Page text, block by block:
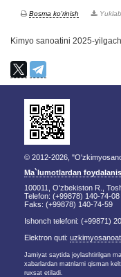
Bosma ko'rinish
Kimyo sanoatini 2025-
© 2012-2026,
Ma`lumotlardan
100011, O'zbekiston R.,
Telefon: (+99878) 140-74-08
Faks: (+99878) 140-74-59
Ishonch telefoni: (+99871)
Elektron quti:
Jamiyat saytida joylashtirilgan
xabarlardan matnlarni qisman
ruxsat etiladi.